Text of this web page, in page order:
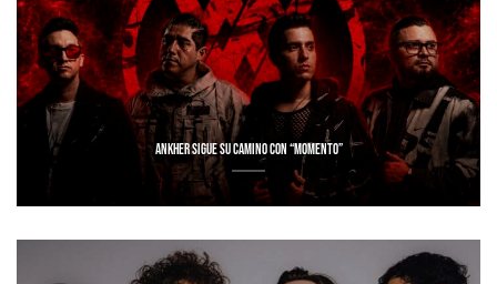
ANKHER SIGUE SU CAMINO CON “MOMENTO”